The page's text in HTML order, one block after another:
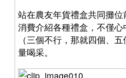
站在農友年貨禮盒共同攤
消費介紹各種禮盒，不僅
（三個不行，那就四個、
量喝采。